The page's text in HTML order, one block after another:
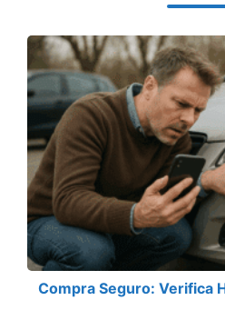
Compra Seguro: Verifica